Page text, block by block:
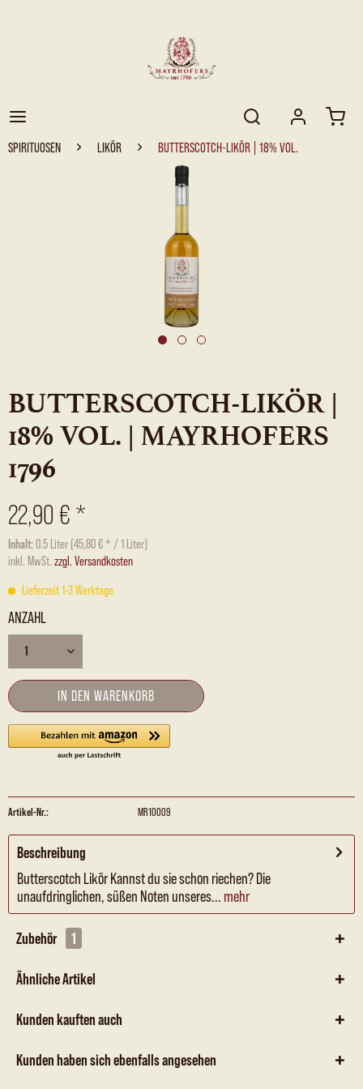
SPIRITUOSEN LIKÖR BUTTERSCOTCH-LIKÖR | 18% VOL.
BUTTERSCOTCH-LIKÖR |
18% VOL. | MAYRHOFERS
1796
22,90 € *
Inhalt:0.5 Liter (45,80 € * / 1 Liter)
inkl. MwSt. zzgl. Versandkosten
Lieferzeit 1-3 Werktage
ANZAHL
IN DEN WARENKORB
Artikel-Nr.: MR10009
Beschreibung
Butterscotch Likör Kannst du sie schon riechen? Die
unaufdringlichen, süßen Noten unseres... mehr
Zubehör 1
Ähnliche Artikel
Kunden kauften auch
Kunden haben sich ebenfalls angesehen